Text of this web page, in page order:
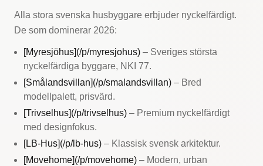
Alla stora svenska husbyggare erbjuder nyckelfärdigt.
De som dominerar 2026:
[Myresjöhus](/p/myresjohus) – Sveriges största
nyckelfärdiga byggare, NKI 77.
[Smålandsvillan](/p/smalandsvillan) – Bred
modellpalett, prisvärd.
[Trivselhus](/p/trivselhus) – Premium nyckelfärdigt
med designfokus.
[LB-Hus](/p/lb-hus) – Klassisk svensk arkitektur.
[Movehome](/p/movehome) – Modern, urban